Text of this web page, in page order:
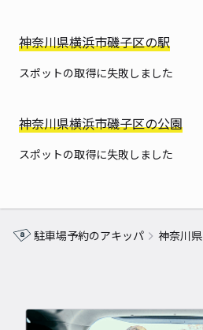
神奈川県横浜市磯子区の駅
スポットの取得に失敗しました
神奈川県横浜市磯子区の公園
スポットの取得に失敗しました
駐車場予約のアキッパ 神奈川県